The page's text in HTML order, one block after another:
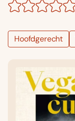
Hoofdgerecht